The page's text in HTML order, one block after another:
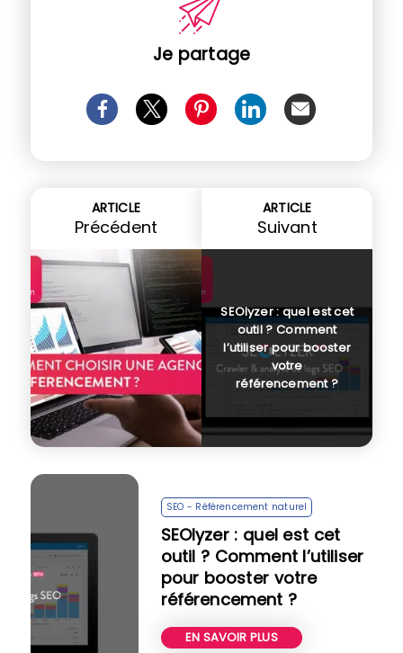
Je partage
ARTICLE
Précédent
ARTICLE
Suivant
SEOlyzer : quel est cet
outil ? Comment
l’utiliser pour booster
votre
référencement ?
SEO - Référencement naturel
SEOlyzer : quel est cet
outil ? Comment l’utiliser
pour booster votre
référencement ?
EN SAVOIR PLUS